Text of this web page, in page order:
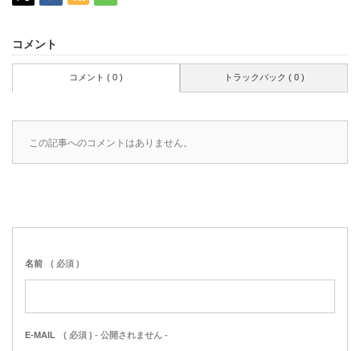
コメント
コメント ( 0 ) トラックバック ( 0 )
この記事へのコメントはありません。
名前 ( 必須 )
E-MAIL ( 必須 ) - 公開されません -